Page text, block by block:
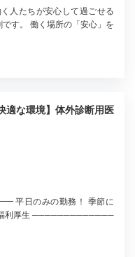
人たちが安心して過ごせる
す。 働く場所の「安心」を
適な環境】体外診断用医
のみの勤務！ 季節に
福利厚生 ─────────────